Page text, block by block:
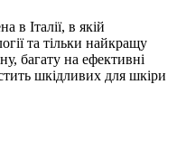
в Італії, в якій
та тільки найкращу
багату на ефективні
шкідливих для шкіри